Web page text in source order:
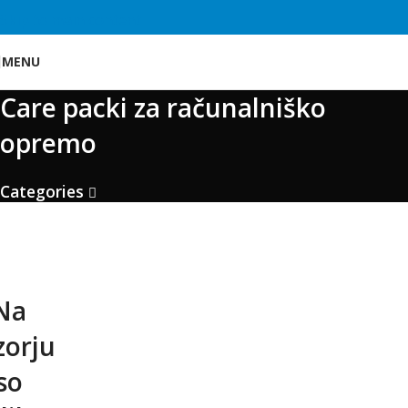
MENU
Care packi za računalniško
opremo
Categories